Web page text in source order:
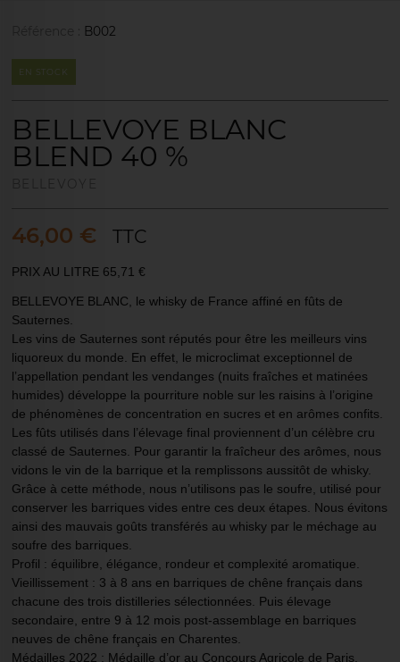
B002
EN STOCK
BELLEVOYE BLANC
BLEND 40 %
46,00 € TTC
PRIX AU LITRE 65,71 €
BELLEVOYE BLANC, le whisky de France affiné en fûts de
Sauternes.
Les vins de Sauternes sont réputés pour être les meilleurs vins
liquoreux du monde. En effet, le microclimat exceptionnel de
l’appellation pendant les vendanges (nuits fraîches et matinées
humides) développe la pourriture noble sur les raisins à l’origine
de phénomènes de concentration en sucres et en arômes confits.
Les fûts utilisés dans l’élevage final proviennent d’un célèbre cru
classé de Sauternes. Pour garantir la fraîcheur des arômes, nous
vidons le vin de la barrique et la remplissons aussitôt de whisky.
Grâce à cette méthode, nous n’utilisons pas le soufre, utilisé pour
conserver les barriques vides entre ces deux étapes. Nous évitons
ainsi des mauvais goûts transférés au whisky par le méchage au
soufre des barriques.
Profil : équilibre, élégance, rondeur et complexité aromatique.
Vieillissement : 3 à 8 ans en barriques de chêne français dans
chacune des trois distilleries sélectionnées. Puis élevage
secondaire, entre 9 à 12 mois post-assemblage en barriques
neuves de chêne français en Charentes.
Médailles 2022 : Médaille d’or au Concours Agricole de Paris.